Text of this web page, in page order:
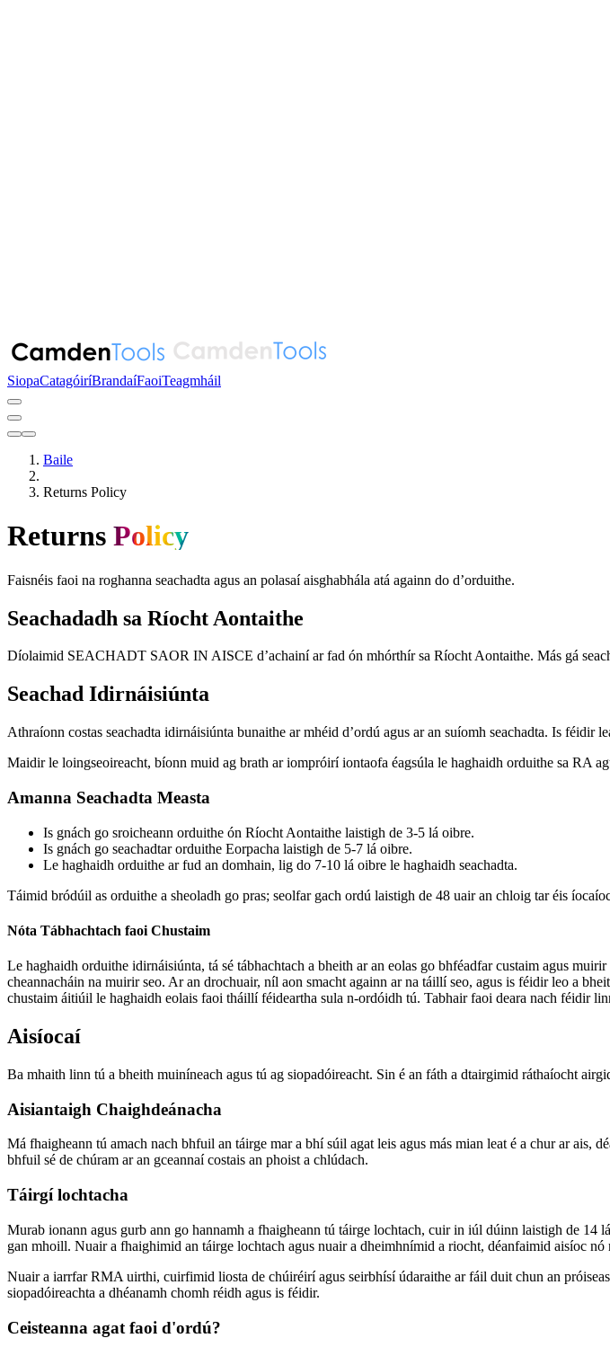
SiopaCatagóiríBrandaíFaoiTeagmháil
Baile
Returns Policy
Returns Policy
Faisnéis faoi na roghanna seachadta agus an polasaí aisghabhála atá againn do d’orduithe.
Seachadadh sa Ríocht Aontaithe
Díolaimid SEACHADT SAOR IN AISCE d’achainí ar fad ón mhórthír sa Ríocht Aontaithe. Más gá
Seachad Idirnáisiúnta
Athraíonn costas seachadta idirnáisiúnta bunaithe ar mhéid d’ordú agus ar an suíomh seachadta. Is féidir
Maidir le loingseoireacht, bíonn muid ag brath ar iompróirí iontaofa éagsúla le haghaidh orduithe sa RA
Amanna Seachadta Measta
Is gnách go sroicheann orduithe ón Ríocht Aontaithe laistigh de 3-5 lá oibre.
Is gnách go seachadtar orduithe Eorpacha laistigh de 5-7 lá oibre.
Le haghaidh orduithe ar fud an domhain, lig do 7-10 lá oibre le haghaidh seachadta.
Táimid bródúil as orduithe a sheoladh go pras; seolfar gach ordú laistigh de 48 uair an chloig tar éis
Nóta Tábhachtach faoi Chustaim
Le haghaidh orduithe idirnáisiúnta, tá sé tábhachtach a bheith ar an eolas go bhféadfar custaim agus
cheannacháin na muirir seo. Ar an drochuair, níl aon smacht againn ar na táillí seo, agus is féidir leo a
chustaim áitiúil le haghaidh eolais faoi tháillí féideartha sula n-ordóidh tú. Tabhair faoi deara nach féidir
Aisíocaí
Ba mhaith linn tú a bheith muiníneach agus tú ag siopadóireacht. Sin é an fáth a dtairgimid ráthaíocht
Aisiantaigh Chaighdeánacha
Má fhaigheann tú amach nach bhfuil an táirge mar a bhí súil agat leis agus más mian leat é a chur ar ais,
bhfuil sé de chúram ar an gceannaí costais an phoist a chlúdach.
Táirgí lochtacha
Murab ionann agus gurb ann go hannamh a fhaigheann tú táirge lochtach, cuir in iúl dúinn laistigh de
gan mhoill. Nuair a fhaighimid an táirge lochtach agus nuair a dheimhnímid a riocht, déanfaimid aisíoc
Nuair a iarrfar RMA uirthi, cuirfimid liosta de chúiréirí agus seirbhísí údaraithe ar fáil duit chun an
siopadóireachta a dhéanamh chomh réidh agus is féidir.
Ceisteanna agat faoi d'ordú?